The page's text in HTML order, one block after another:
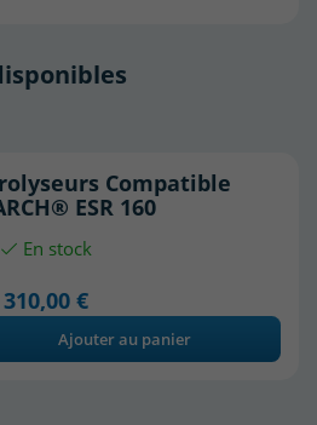
Compatible
ESR 160
En stock
310,00 €
Ajouter au panier